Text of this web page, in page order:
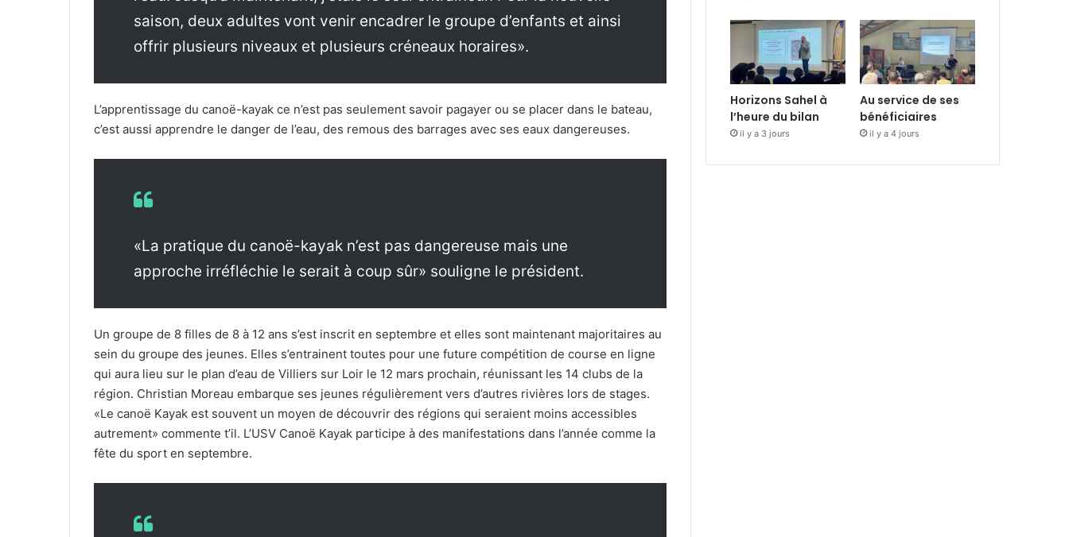
saison, deux adultes vont venir encadrer le groupe d’enfants et ainsi
offrir plusieurs niveaux et plusieurs créneaux horaires».
L’apprentissage du canoë-kayak ce n’est pas seulement savoir pagayer ou se placer dans le bateau,
c’est aussi apprendre le danger de l’eau, des remous des barrages avec ses eaux dangereuses.
«La pratique du canoë-kayak n’est pas dangereuse mais une
approche irréfléchie le serait à coup sûr» souligne le président.
Un groupe de 8 filles de 8 à 12 ans s’est inscrit en septembre et elles sont maintenant majoritaires au
sein du groupe des jeunes. Elles s’entrainent toutes pour une future compétition de course en ligne
qui aura lieu sur le plan d’eau de Villiers sur Loir le 12 mars prochain, réunissant les 14 clubs de la
région. Christian Moreau embarque ses jeunes régulièrement vers d’autres rivières lors de stages.
«Le canoë Kayak est souvent un moyen de découvrir des régions qui seraient moins accessibles
autrement» commente t’il. L’USV Canoë Kayak participe à des manifestations dans l’année comme la
fête du sport en septembre.
Horizons Sahel à
l’heure du bilan
il y a 3 jours
Au service de ses
bénéficiaires
il y a 4 jours